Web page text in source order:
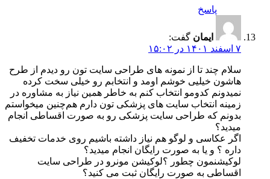
پاسخ
ایمان گفت:
۷ اسفند ۱۴۰۱ در ۱۵:۰۲
سلام چند تا از نمونه های طراحی سایت تون رو دیدم از طرح
هاشون خیلیی خوشم اومد و انتخابم رو خیلی سخت کرده
نمیدونم کدومو انتخاب کنم به خاطر همین نیاز به مشاوره در
زمینه انتخاب سایت های پزشکی تون دارم هم‌چنین میخواستم
بدونم که طراحی سایت پزشکی رو به صورت اقساطی انجام
میدید؟
اگر عکاسی و لوگو هم نیاز داشته باشیم روی خدمات تخفیف
داره ؟ و یا به صورت رایگان انجام میدید؟
لوکیشنمون چطور ؟لوکیشن مونرو در طراحی سایت
اقساطی به صورت رایگان ثبت می کنید؟